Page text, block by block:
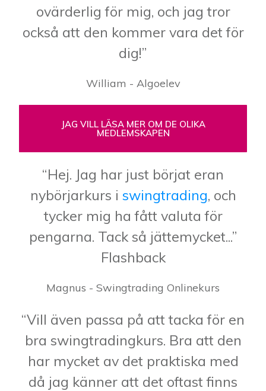
ovärderlig för mig, och jag tror
också att den kommer vara det för
dig!”
William - Algoelev
JAG VILL LÄSA MER OM DE OLIKA
MEDLEMSKAPEN
“Hej. Jag har just börjat eran
nybörjarkurs i swingtrading, och
tycker mig ha fått valuta för
pengarna. Tack så jättemycket...”
Flashback
Magnus - Swingtrading Onlinekurs
“Vill även passa på att tacka för en
bra swingtradingkurs. Bra att den
har mycket av det praktiska med
då jag känner att det oftast finns